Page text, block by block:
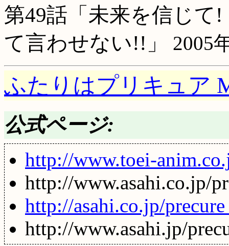
第49話「未来を信じて
て言わせない!!」
2005
ふたりはプリキュア
公式ページ:
http://www.toei-
http://www.asahi.co.jp/
http://asahi.co.jp/
http://www.asahi.jp/